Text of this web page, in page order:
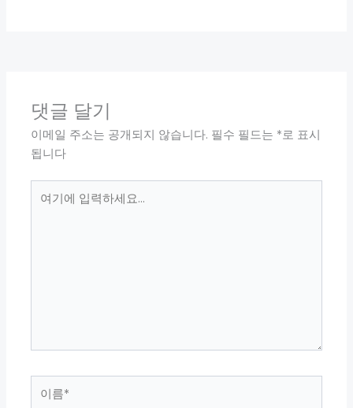
댓글 달기
이메일 주소는 공개되지 않습니다. 필수 필드는 *로 표시
됩니다